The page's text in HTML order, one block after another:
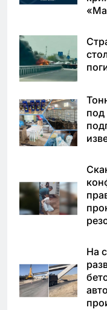
под
На